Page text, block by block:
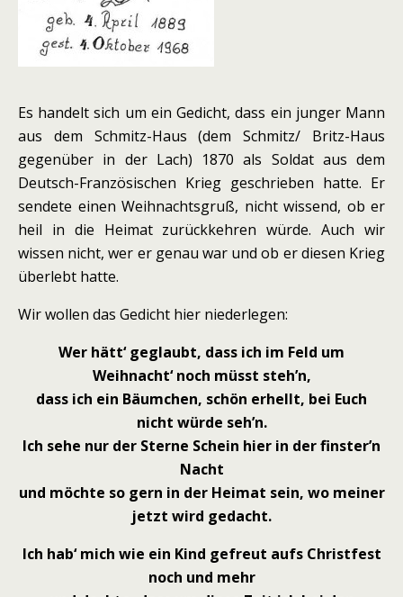
Es handelt sich um ein Gedicht, dass ein junger Mann
aus dem Schmitz-Haus (dem Schmitz/ Britz-Haus
gegenüber in der Lach) 1870 als Soldat aus dem
Deutsch-Französischen Krieg geschrieben hatte. Er
sendete einen Weihnachtsgruß, nicht wissend, ob er
heil in die Heimat zurückkehren würde. Auch wir
wissen nicht, wer er genau war und ob er diesen Krieg
überlebt hatte.
Wir wollen das Gedicht hier niederlegen:
Wer hätt‘ geglaubt, dass ich im Feld um
Weihnacht‘ noch müsst steh’n,
dass ich ein Bäumchen, schön erhellt, bei Euch
nicht würde seh’n.
Ich sehe nur der Sterne Schein hier in der finster’n
Nacht
und möchte so gern in der Heimat sein, wo meiner
jetzt wird gedacht.
Ich hab‘ mich wie ein Kind gefreut aufs Christfest
noch und mehr